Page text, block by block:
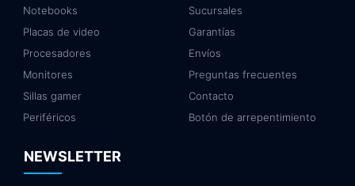
Notebooks
Placas de video
Procesadores
Monitores
Sillas gamer
Periféricos
Sucursales
Garantías
Envíos
Preguntas frecuentes
Contacto
Botón de arrepentimiento
NEWSLETTER